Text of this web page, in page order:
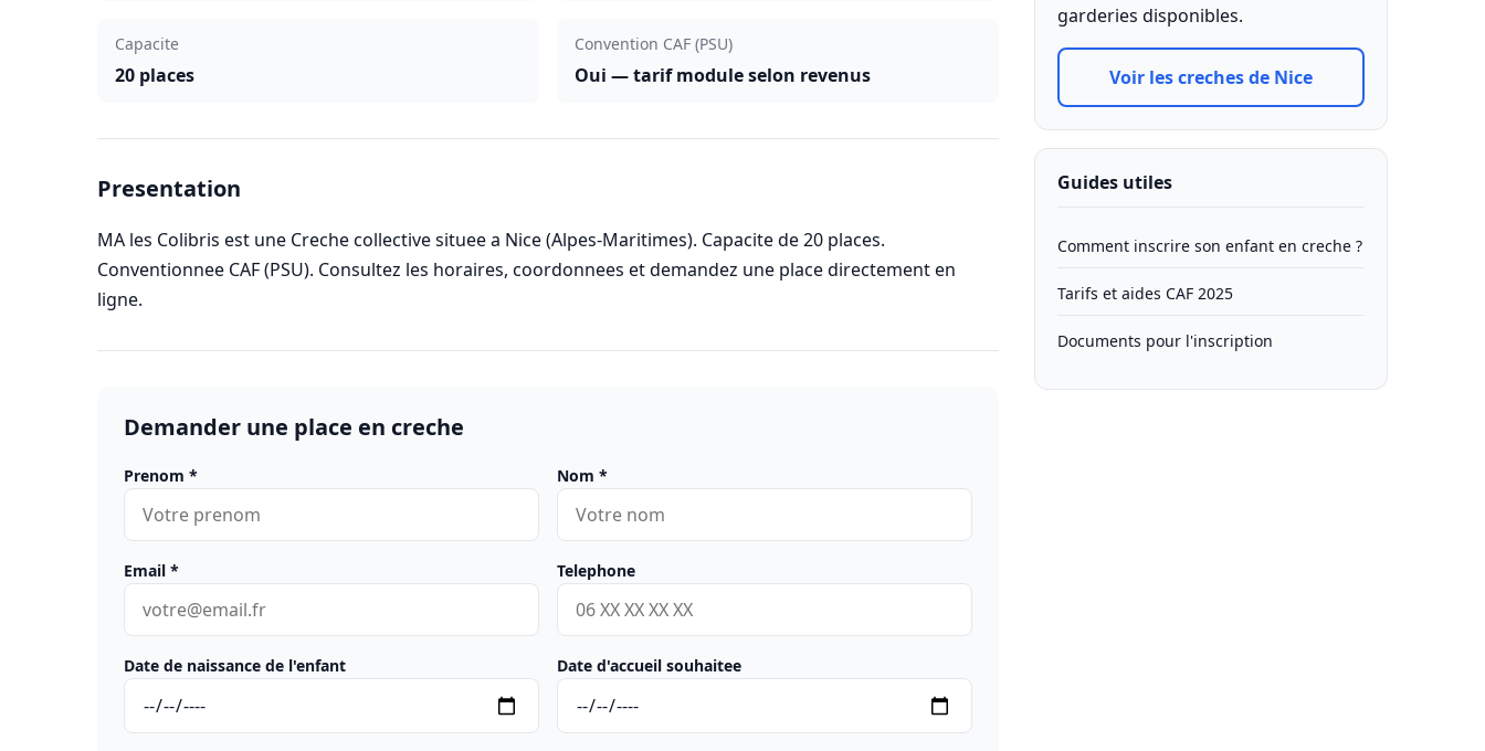
Capacite
20 places
Convention CAF (PSU)
Oui — tarif module selon revenus
Presentation
MA les Colibris est une Creche collective situee a Nice (Alpes-Maritimes). Capacite de 20 places.
Conventionnee CAF (PSU). Consultez les horaires, coordonnees et demandez une place directement en
ligne.
Demander une place en creche
Prenom * Nom *
Email * Telephone
Date de naissance de l'enfant Date d'accueil souhaitee
garderies disponibles.
Voir les creches de Nice
Guides utiles
Comment inscrire son enfant en creche ?
Tarifs et aides CAF 2025
Documents pour l'inscription